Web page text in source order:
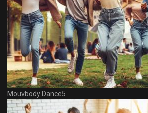
Mouvbody Dance5